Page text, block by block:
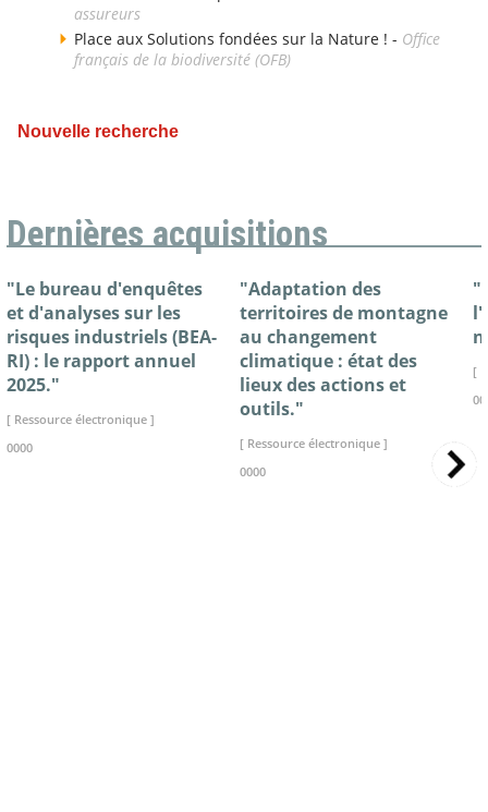
assureurs
Place aux Solutions fondées sur la Nature ! - Office
français de la biodiversité (OFB)
Nouvelle recherche
Dernières acquisitions
"Le bureau d'enquêtes
et d'analyses sur les
risques industriels (BEA-
RI) : le rapport annuel
2025."
[ Ressource électronique ]
0000
"Adaptation des
territoires de montagne
au changement
climatique : état des
lieux des actions et
outils."
[ Ressource électronique ]
0000
[